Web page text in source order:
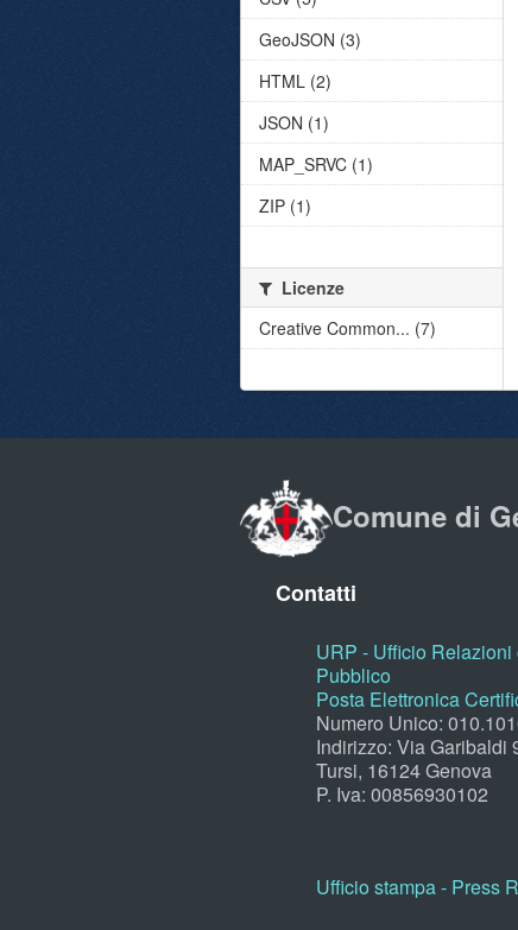
GeoJSON (3)
HTML (2)
JSON (1)
MAP_SRVC (1)
ZIP (1)
Licenze
Creative Common... (7)
Comune di
Contatti
URP - Ufficio Relazioni
Pubblico
Posta Elettronica
Numero Unico:
Indirizzo: Via Garibaldi
Tursi, 16124 Genova
P. Iva: 00856930102
Ufficio stampa - Press